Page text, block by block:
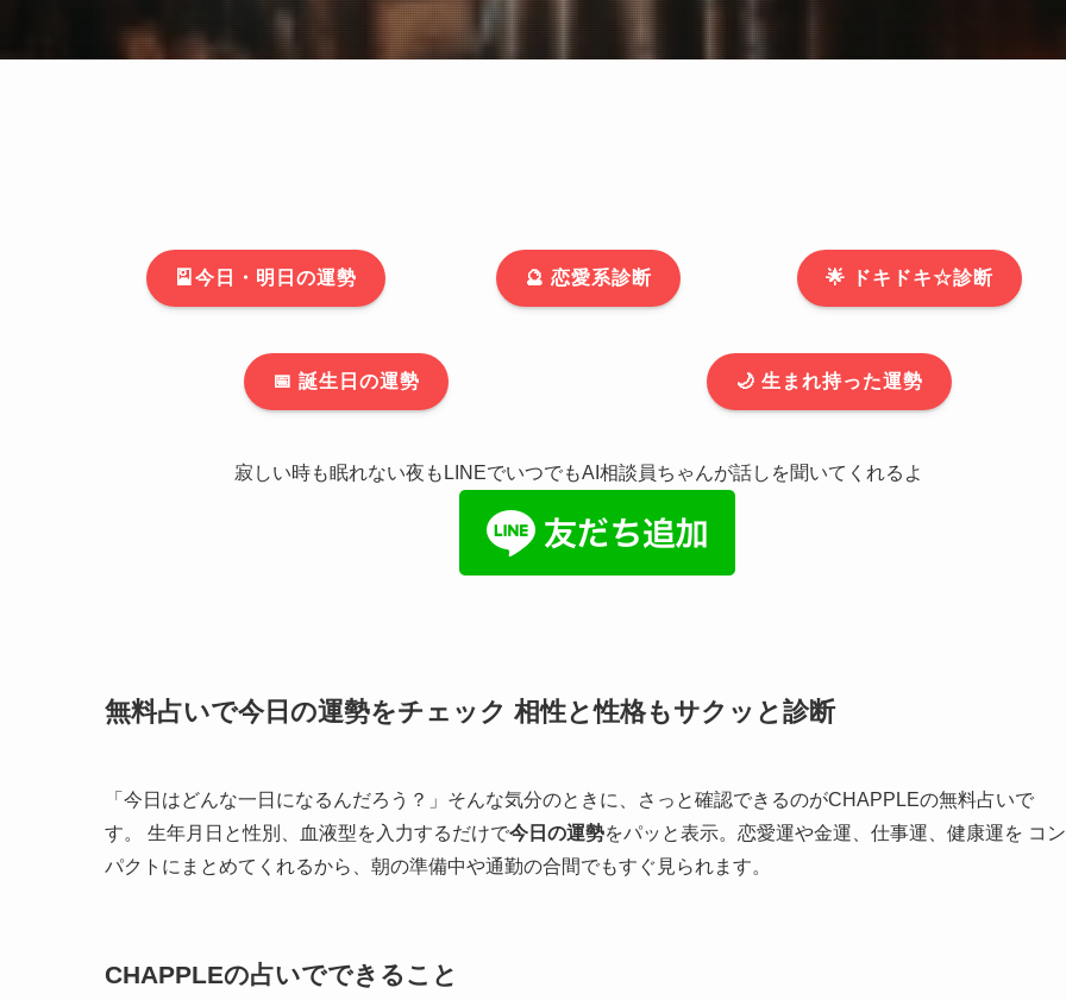
🎴今日・明日の運勢 🔮 恋愛系診断 🌟 ドキドキ☆診断
📅 誕生日の運勢 🌙 生まれ持った運勢
寂しい時も眠れない夜もLINEでいつでもAI相談員ちゃんが話しを聞いてくれるよ
無料占いで今日の運勢をチェック 相性と性格もサクッと診断
「今日はどんな一日になるんだろう？」そんな気分のときに、さっと確認できるのがCHAPPLEの無料占いで
す。 生年月日と性別、血液型を入力するだけで今日の運勢をパッと表示。恋愛運や金運、仕事運、健康運を コン
パクトにまとめてくれるから、朝の準備中や通勤の合間でもすぐ見られます。
CHAPPLEの占いでできること